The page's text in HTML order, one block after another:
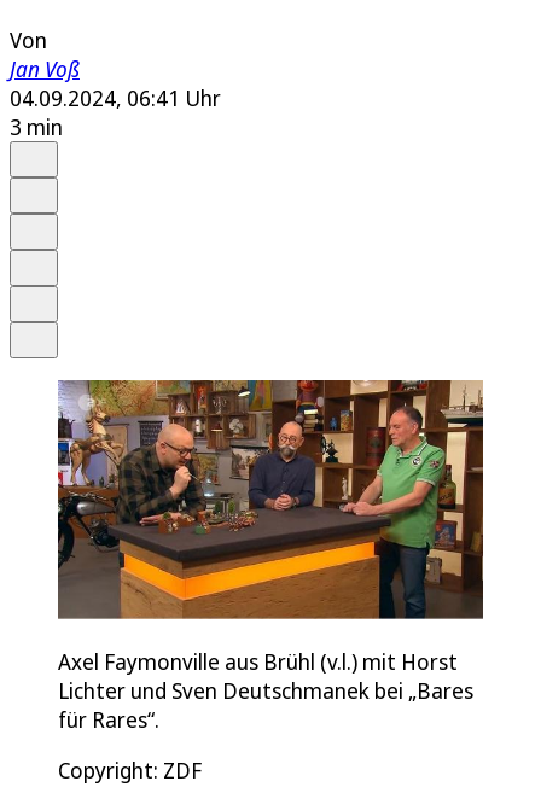
Von
Jan Voß
04.09.2024, 06:41 Uhr
3 min
Axel Faymonville aus Brühl (v.l.) mit Horst
Lichter und Sven Deutschmanek bei „Bares
für Rares“.
Copyright: ZDF